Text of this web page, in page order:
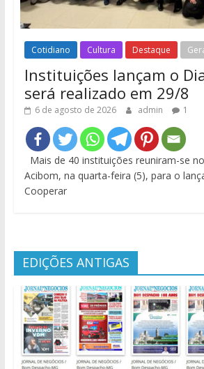
Cotidiano Cultura Destaque
Instituições lançam o
será realizado em 29/8
6 de agosto de 2026 admin 1
Mais de 40 instituições reuniram-se
Acibom, na quarta-feira (5), para o
Cooperar
EDIÇÕES ANTIGAS